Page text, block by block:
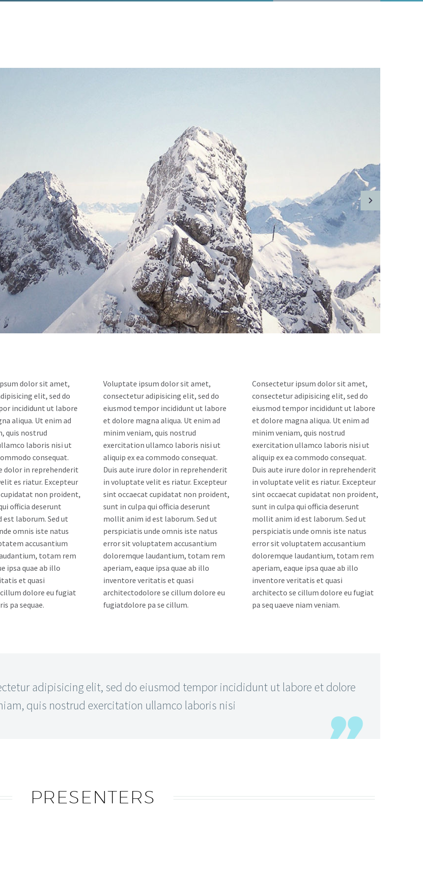
dolor sit amet,
elit, sed do
incididunt ut labore
aliqua. Ut enim ad
quis nostrud
laboris nisi ut
consequat.
dolor in reprehenderit
es riatur. Excepteur
non proident,
officia deserunt
laborum. Sed ut
omnis iste natus
accusantium
totam rem
ipsa quae ab illo
et quasi
dolore eu fugiat
pa sequae.
Voluptate ipsum dolor sit amet,
consectetur adipisicing elit, sed do
eiusmod tempor incididunt ut labore
et dolore magna aliqua. Ut enim ad
minim veniam, quis nostrud
exercitation ullamco laboris nisi ut
aliquip ex ea commodo consequat.
Duis aute irure dolor in reprehenderit
in voluptate velit es riatur. Excepteur
sint occaecat cupidatat non proident,
sunt in culpa qui officia deserunt
mollit anim id est laborum. Sed ut
perspiciatis unde omnis iste natus
error sit voluptatem accusantium
doloremque laudantium, totam rem
aperiam, eaque ipsa quae ab illo
inventore veritatis et quasi
architectodolore se cillum dolore eu
fugiatdolore pa se cillum.
Consectetur ipsum dolor sit amet,
consectetur adipisicing elit, sed do
eiusmod tempor incididunt ut labore
et dolore magna aliqua. Ut enim ad
minim veniam, quis nostrud
exercitation ullamco laboris nisi ut
aliquip ex ea commodo consequat.
Duis aute irure dolor in reprehenderit
in voluptate velit es riatur. Excepteur
sint occaecat cupidatat non proident,
sunt in culpa qui officia deserunt
mollit anim id est laborum. Sed ut
perspiciatis unde omnis iste natus
error sit voluptatem accusantium
doloremque laudantium, totam rem
aperiam, eaque ipsa quae ab illo
inventore veritatis et quasi
architecto se cillum dolore eu fugiat
pa seq uaeve niam veniam.
adipisicing elit, sed do eiusmod tempor incididunt ut labore et dolore
quis nostrud exercitation ullamco laboris nisi
PRESENTERS